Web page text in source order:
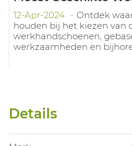
12-Apr-2024
Ontdek
houden bij het kiezen van
werkhandschoenen,
werkzaamheden en
Details